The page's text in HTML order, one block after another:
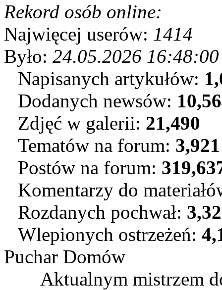
Rekord osób online:
Najwięcej userów: 1414
Było: 24.05.2026 16:48:00
Napisanych artykułów:
Dodanych newsów:
Zdjęć w galerii: 21,490
Tematów na forum: 3,921
Postów na forum:
Komentarzy do
Rozdanych pochwał:
Wlepionych ostrzeżeń:
Puchar Domów
Aktualnym mistrzem